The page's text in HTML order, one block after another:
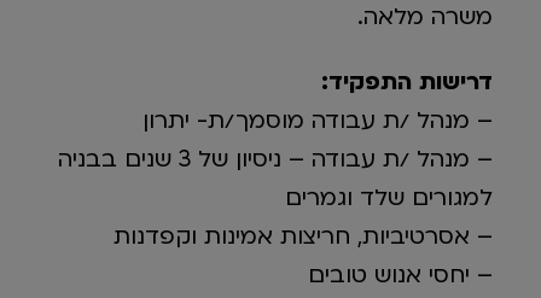
משרה מלאה.
דרישות התפקיד:
– מנהל /ת עבודה מוסמך/ת- יתרון
– מנהל /ת עבודה – ניסיון של 3 שנים בבניה
למגורים שלד וגמרים
– אסרטיביות, חריצות אמינות וקפדנות
– יחסי אנוש טובים